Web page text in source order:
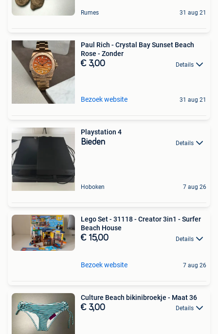
Rumes 31 aug 21
Paul Rich - Crystal Bay Sunset Beach
Rose - Zonder
€ 3,00 Details
Bezoek website 31 aug 21
Playstation 4
Bieden Details
Hoboken 7 aug 26
Lego Set - 31118 - Creator 3in1 - Surfer
Beach House
€ 15,00 Details
Bezoek website 7 aug 26
Culture Beach bikinibroekje - Maat 36
€ 3,00 Details